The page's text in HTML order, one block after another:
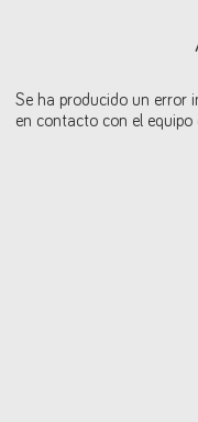
Se ha producido un error
en contacto con el equipo